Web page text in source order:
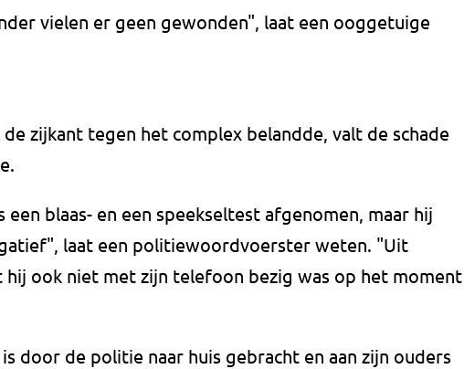
vielen er geen gewonden", laat een ooggetuige
zijkant tegen het complex belandde, valt de schade
blaas- en een speekseltest afgenomen, maar hij
laat een politiewoordvoerster weten. "Uit
ook niet met zijn telefoon bezig was op het moment
door de politie naar huis gebracht en aan zijn ouders